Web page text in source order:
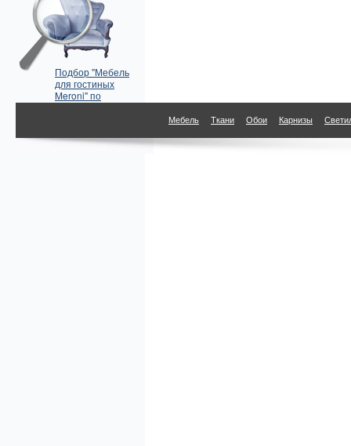
Подбор "Мебель
для гостиных
Meroni" по
параметрам
Мебель Ткани Обои Карнизы